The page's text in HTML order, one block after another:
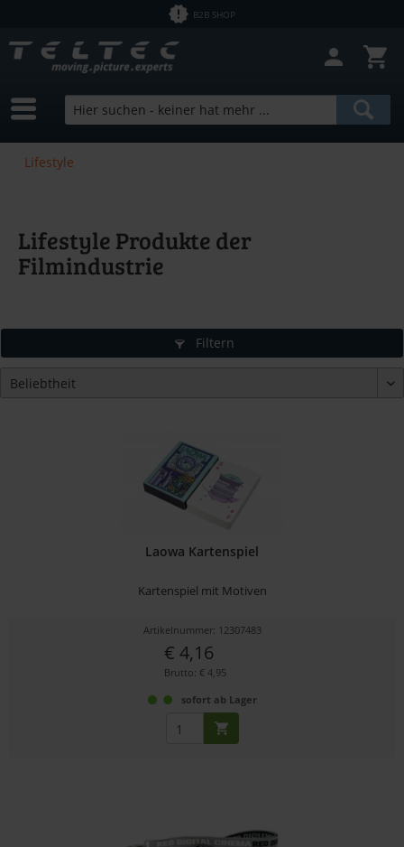
B2B SHOP
Lifestyle
Lifestyle Produkte der
Filmindustrie
Filtern
Laowa Kartenspiel
Kartenspiel mit Motiven
Artikelnummer: 12307483
€ 4,16
Brutto: € 4,95
sofort ab Lager